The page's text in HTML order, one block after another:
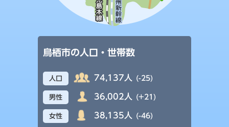
鳥栖市の人口・世帯数
人口 74,137人 (-25)
男性 36,002人 (+21)
女性 38,135人 (-46)